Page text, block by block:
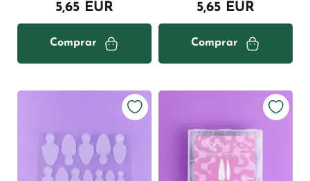
5,65 EUR
Comprar
5,65 EUR
Comprar